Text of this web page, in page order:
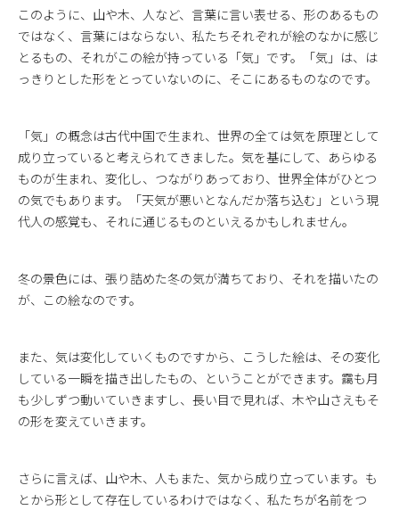
このように、山や木、人など、言葉に言い表せる、形のあるもの
ではなく、言葉にはならない、私たちそれぞれが絵のなかに感じ
とるもの、それがこの絵が持っている「気」です。「気」は、は
っきりとした形をとっていないのに、そこにあるものなのです。
「気」の概念は古代中国で生まれ、世界の全ては気を原理として
成り立っていると考えられてきました。気を基にして、あらゆる
ものが生まれ、変化し、つながりあっており、世界全体がひとつ
の気でもあります。「天気が悪いとなんだか落ち込む」という現
代人の感覚も、それに通じるものといえるかもしれません。
冬の景色には、張り詰めた冬の気が満ちており、それを描いたの
が、この絵なのです。
また、気は変化していくものですから、こうした絵は、その変化
している一瞬を描き出したもの、ということができます。靄も月
も少しずつ動いていきますし、長い目で見れば、木や山さえもそ
の形を変えていきます。
さらに言えば、山や木、人もまた、気から成り立っています。も
とから形として存在しているわけではなく、私たちが名前をつ